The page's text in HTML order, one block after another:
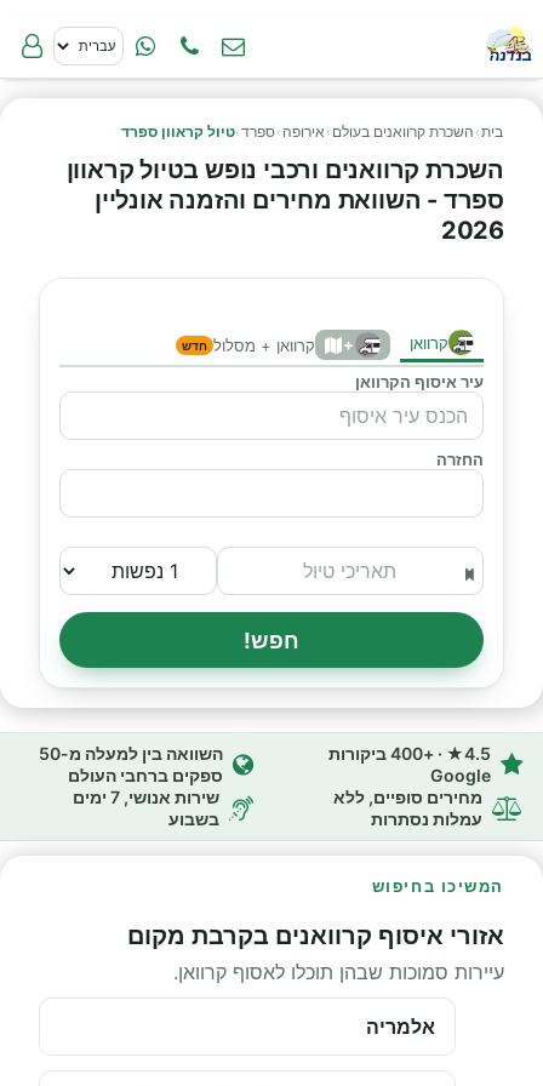
בית› השכרת קרוואנים בעולם › אירופה ›ספרד›טיול קראוון ספרד
השכרת קרוואנים ורכבי נופש בטיול קראוון
ספרד - השוואת מחירים והזמנה אונליין
2026
קרוואן + קרוואן + מסלול חדש
עיר איסוף הקרוואן
החזרה
חפש!
4.5★ · +400 ביקורות
Google
השוואה בין למעלה מ-50
ספקים ברחבי העולם
מחירים סופיים, ללא
עמלות נסתרות
שירות אנושי, 7 ימים
בשבוע
המשיכו בחיפוש
אזורי איסוף קרוואנים בקרבת מקום
עיירות סמוכות שבהן תוכלו לאסוף קרוואן.
אלמריה